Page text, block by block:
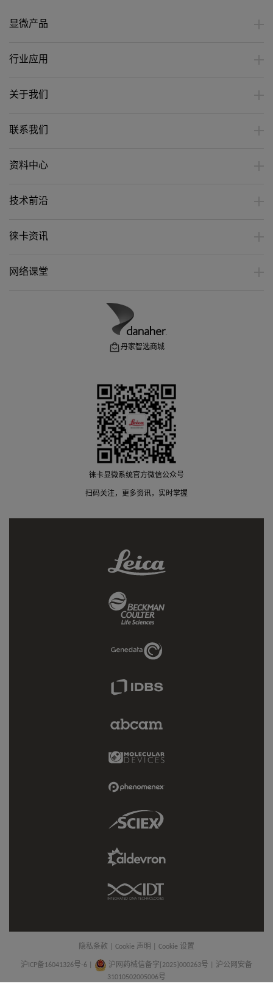
显微产品
行业应用
关于我们
联系我们
资料中心
技术前沿
徕卡资讯
网络课堂
丹家智选商城
徕卡显微系统官方微信公众号
扫码关注，更多资讯，实时掌握
Leica
Link
Coulter
Link
Genedata
Link
IDBS
Abcam
Molecular
Link
Phenomenex
Sciex
Link
IDT
Link
隐私条款 Cookie 声明 Cookie 设置
沪ICP备16041326号-6
沪网药械信备字[2025]000263号 | 沪公网安备
31010502005006号